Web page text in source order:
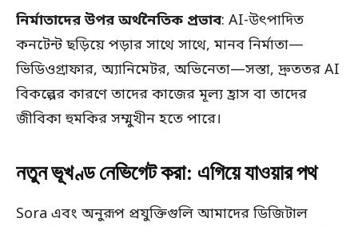
নির্মাতাদের উপর অর্থনৈতিক প্রভাব: AI-উৎপাদিত
কনটেন্ট ছড়িয়ে পড়ার সাথে সাথে, মানব নির্মাতা—
ভিডিওগ্রাফার, অ্যানিমেটর, অভিনেতা—সস্তা, দ্রুততর AI
বিকল্পের কারণে তাদের কাজের মূল্য হ্রাস বা তাদের
জীবিকা হুমকির সম্মুখীন হতে পারে।
নতুন ভূখণ্ড নেভিগেট করা: এগিয়ে যাওয়ার পথ
Sora এবং অনুরূপ প্রযুক্তিগুলি আমাদের ডিজিটাল